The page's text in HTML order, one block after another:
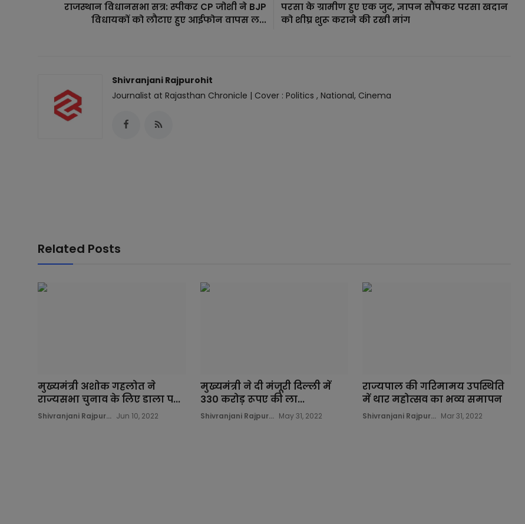
राजस्थान विधानसभा सत्र: स्पीकर CP जोशी ने BJP
विधायकों को लौटाए हुए आईफोन वापस ल...
परसा के ग्रामीण हुए एक जुट, ज्ञापन सौंपकर परसा खदान
को शीघ्र शुरू कराने की रखी मांग
Shivranjani Rajpurohit
Journalist at Rajasthan Chronicle | Cover : Politics , National, Cinema
Related Posts
मुख्यमंत्री अशोक गहलोत ने
राज्यसभा चुनाव के लिए डाला प...
Shivranjani Rajpur... Jun 10, 2022
मुख्यमंत्री ने दी मंजूरी दिल्ली में
330 करोड़ रूपए की ला...
Shivranjani Rajpur... May 31, 2022
राज्यपाल की गरिमामय उपस्थिति
में थार महोत्सव का भव्य समापन
Shivranjani Rajpur... Mar 31, 2022